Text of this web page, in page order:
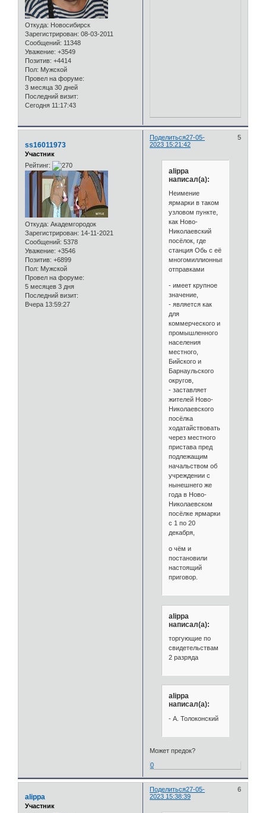
Откуда: Новосибирск
Зарегистрирован: 08-03-2011
Сообщений: 11348
Уважение: +3549
Позитив: +4414
Пол: Мужской
Провел на форуме:
3 месяца 30 дней
Последний визит:
Сегодня 11:17:43
Поделиться 5
27-05-
2023 15:21:42
ss16011973
Участник
Рейтинг:
Откуда: Академгородок
Зарегистрирован: 14-11-2021
Сообщений: 5378
Уважение: +3546
Позитив: +6899
Пол: Мужской
Провел на форуме:
5 месяцев 3 дня
Последний визит:
Вчера 13:59:27
alippa
написал(а):
Неимение
ярмарки в таком
узловом пункте,
как Ново-
Николаевский
посёлок, где
станция Обь с её
многомиллионными
отправками
- имеет крупное
значение,
- является как
для
коммерческого и
промышленного
населения
местного,
Бийского и
Барнаульского
округов,
- заставляет
жителей Ново-
Николаевского
посёлка
ходатайствовать
через местного
пристава пред
подлежащим
начальством об
учреждении с
нынешнего же
года в Ново-
Николаевском
посёлке ярмарки
с 1 по 20
декабря,
о чём и
постановили
настоящий
приговор.
alippa
написал(а):
торгующие по
свидетельствам
2 разряда
alippa
написал(а):
- А. Толоконский
Может предок?
0
Поделиться 6
27-05-
2023 15:38:39
alippa
Участник